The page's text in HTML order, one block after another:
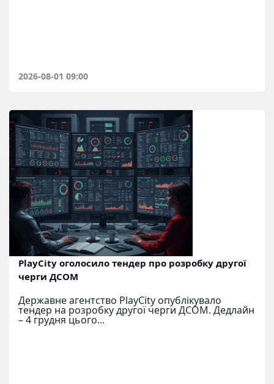
2026-08-01 09:00
PlayCity оголосило тендер про розробку другої
черги ДСОМ
Державне агентство PlayCity опублікувало
тендер на розробку другої черги ДСОМ. Дедлайн
– 4 грудня цього...